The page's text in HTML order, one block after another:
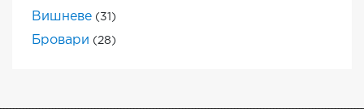
Вишневе (31)
Бровари (28)